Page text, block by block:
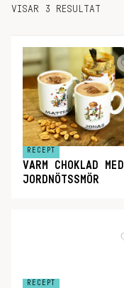
VISAR 3 RESULTAT
RECEPT
VARM CHOKLAD MED
JORDNÖTSSMÖR
RECEPT